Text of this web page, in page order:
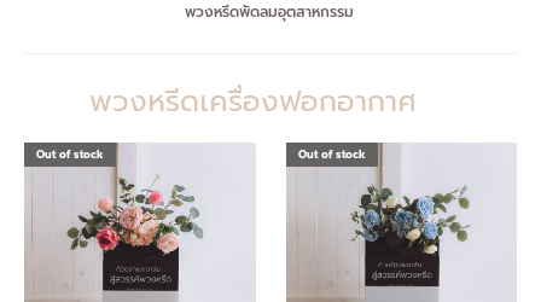
พวงหรีดพัดลมอุตสาหกรรม
พวงหรีดเครื่องฟอกอากาศ
Out of stock Out of stock
Out of stock